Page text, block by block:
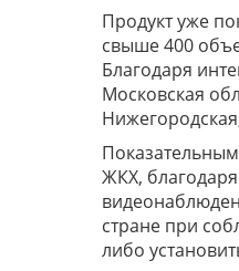
Продукт уже
свыше 400
Благодаря
Московская
ЖКХ,
стране при
либо